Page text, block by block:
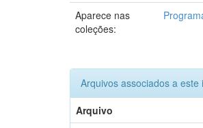
Aparece nas
coleções:
Arquivos associados a este
Arquivo